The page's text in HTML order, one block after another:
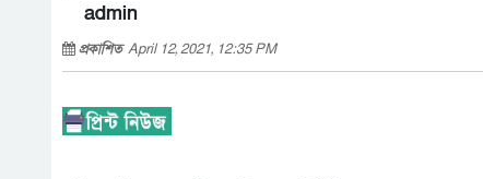
admin
প্রকাশিতApril 12, 2021, 12:35 PM